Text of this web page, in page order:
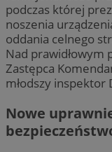
podczas której
noszenia
oddania celnego
Nad prawidłowym
Zastępca
młodszy inspektor
Nowe